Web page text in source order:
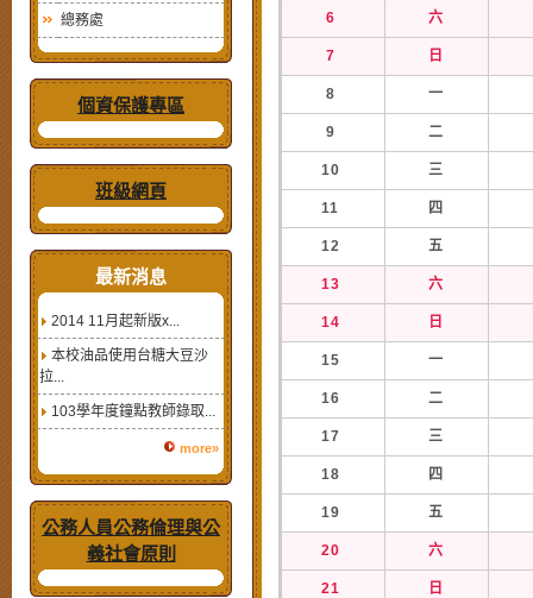
總務處
個資保護專區
班級網頁
最新消息
2014 11月起新版x...
本校油品使用台糖大豆沙
拉...
103學年度鐘點教師錄取...
more»
公務人員公務倫理與公
義社會原則
6 六
7 日
8 一
9 二
10 三
11 四
12 五
13 六
14 日
15 一
16 二
17 三
18 四
19 五
20 六
21 日